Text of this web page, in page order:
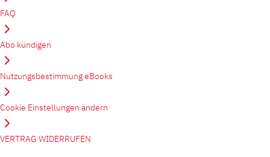
FAQ
Abo kündigen
Nutzungsbestimmung eBooks
Cookie Einstellungen ändern
VERTRAG WIDERRUFEN